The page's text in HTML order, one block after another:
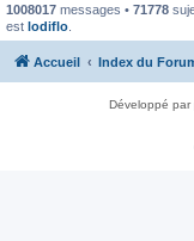
1008017 messages • 71778
est lodiflo
Accueil Index du
Développé par